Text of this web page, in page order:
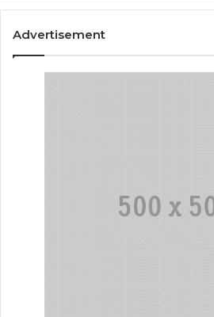
Advertisement